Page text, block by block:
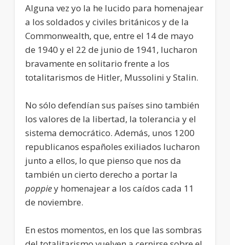
Alguna vez yo la he lucido para homenajear
a los soldados y civiles británicos y de la
Commonwealth, que, entre el 14 de mayo
de 1940 y el 22 de junio de 1941, lucharon
bravamente en solitario frente a los
totalitarismos de Hitler, Mussolini y Stalin.
No sólo defendían sus países sino también
los valores de la libertad, la tolerancia y el
sistema democrático. Además, unos 1200
republicanos españoles exiliados lucharon
junto a ellos, lo que pienso que nos da
también un cierto derecho a portar la
poppiey homenajear a los caídos cada 11
de noviembre.
En estos momentos, en los que las sombras